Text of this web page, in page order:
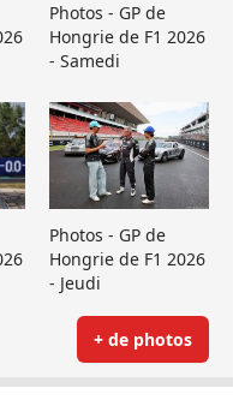
Photos - GP de
Hongrie de F1 2026
- Samedi
Photos - GP de
Hongrie de F1 2026
- Jeudi
+ de photos